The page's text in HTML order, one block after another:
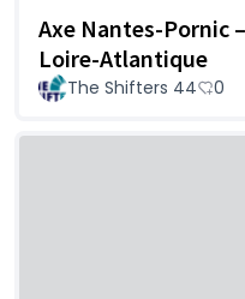
Axe Nantes-Pornic
Loire-Atlantique
The Shifters 44 0